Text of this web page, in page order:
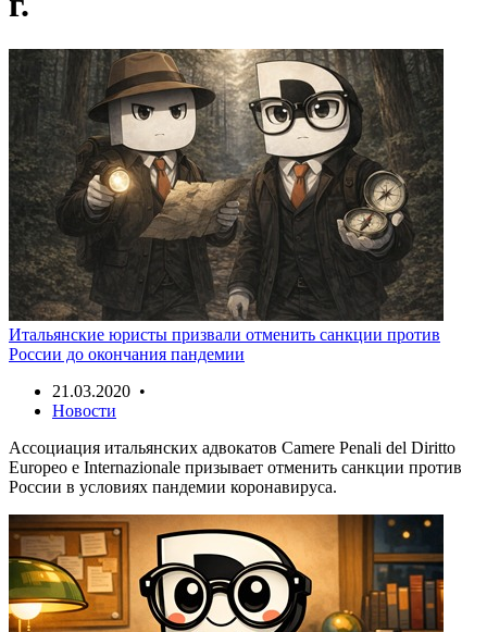
Итальянские юристы призвали отменить санкции против
России до окончания пандемии
21.03.2020 •
Новости
Ассоциация итальянских адвокатов Camere Penali del Diritto
Europeo e Internazionale призывает отменить санкции против
России в условиях пандемии коронавируса.